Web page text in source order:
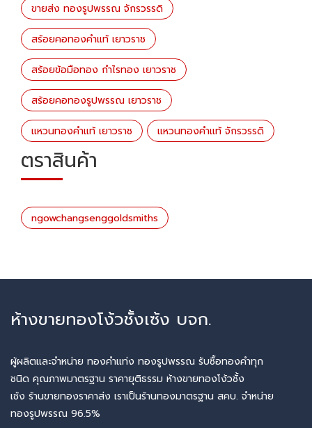
ขายส่ง ทองรูปพรรณ จักรวรรดิ
สร้อยคอทองคำแท้ เยาวราช
สร้อยข้อมือทอง กำไรทอง เยาวราช
สร้อยคอทองรูปพรรณ เยาวราช
แหวนทองคำแท้ เยาวราช เเหวนทองคำเเท้ จักรวรรดิ
ตราสินค้า
ngowchangsenggoldsmiths
ห้างขายทองโง้วชั้งเซ้ง บจก.
ผู้ผลิตและจำหน่าย ทองคำแท่ง ทองรูปพรรณ รับซื้อทองคำทุก
ชนิด คุณภาพมาตรฐาน ราคายุติธรรม ห้างขายทองโง้วชั้ง
เซ้ง ร้านขายทองราคาส่ง เราเป็นร้านทองมาตรฐาน สคบ. จำหน่าย
ทองรูปพรรณ 96.5%